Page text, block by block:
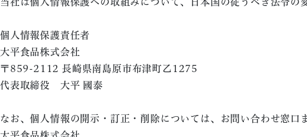
個人情報保護責任者
大平食品株式会社
〒859-2112 長崎県南島原市布津町乙1275
代表取締役 大平 國泰
なお、個人情報の開示・訂正・削除については、お問い合わせ窓口